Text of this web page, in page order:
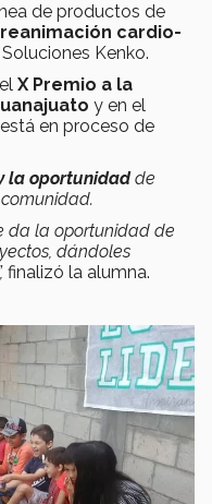
de productos de
reanimación cardio-
Kenko.
X Premio a la
y en el
en proceso de
la oportunidadde
da la oportunidad de
dándoles
finalizó la alumna.